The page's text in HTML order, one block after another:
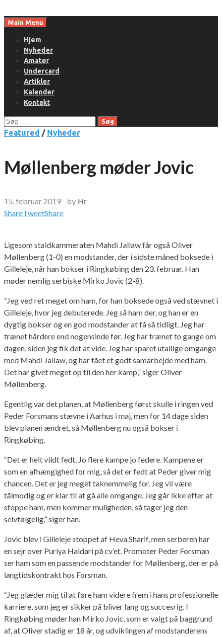
toMain Menu
Hjem
Nyheder
Amatør
Undercard
Artikler
Kalender
Kontakt
Søg
efter:
Featured / Nyheder
Møllenberg møder Jovic
15. februar 2019 - by Hr
ShareTweetShare
Ligesom staldkammeraten Mahdi Jallaw får også Oliver
Møllenberg (1-0) en modstander, der i sidste måned boksede i
Gilleleje, når han bokser i Ringkøbing den 23. februar. Han
møder nemlig serbiske Mirko Jovic (2-8).
“Jeg ved ret meget om ham, for han boksede også ved stævnet i
Gilleleje, hvor jeg debuterede. Jeg så ham der, og han er en
dygtig bokser og en god modstander at få så tidligt. Jeg har
trænet hårdere end nogensinde før. Jeg har trænet to gange om
dagen, siden jeg fik det at vide. Jeg har sparet utallige omgange
med Mahdi Jallaw, og har fået et godt samarbejde med ham.
Det har givet meget op til den her kamp,” siger Oliver
Møllenberg.
Egentlig var det planen, at Møllenberg først skulle i ringen ved
Peder Forsmans stævne i Aarhus i maj, men for 14 dage siden
blev planen ændret, så Møllenberg nu også bokser i
Ringkøbing.
“Det er helt vildt fedt. Jo flere kampe jo federe. Kampene er
som en afhængighed for mig, så det er fedt at Peder giver mig
chancen. Det er jeg meget taknemmelig for. Jeg vil være
tålmodig og er klar til at gå alle omgange. Jeg går ikke efter at
stoppe ham, men kommer muligheden, så tager jeg den
selvfølgelig,” siger han.
Jovic blev i Gilleleje stoppet af Heva Sharif, men serberen har
en sejr over Puriya Haidari på cv’et. Promoter Peder Forsman
ser ham som en passende modstander for Møllenberg, der er på
langtidskontrakt hos Forsman.
“Jeg glæder mig til at føre ham videre frem i hans professionelle
karriere, som jeg er sikker på bliver lang og succesrig. I
Ringkøbing møder han Mirko Jovic, som er valgt på baggrund
af, at Oliver stadig er 18 år, og udviklingen af modstanderens